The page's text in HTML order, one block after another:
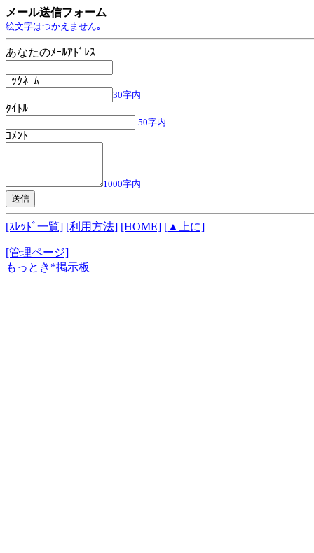
メール送信フォーム
絵文字はつかえません｡
あなたのﾒｰﾙｱﾄﾞﾚｽ
ﾆｯｸﾈｰﾑ
30字内
ﾀｲﾄﾙ
50字内
ｺﾒﾝﾄ
1000字内
[ｽﾚｯﾄﾞ一覧] [利用方法] [HOME] [▲上に]
[管理ページ]
もっとき*掲示板